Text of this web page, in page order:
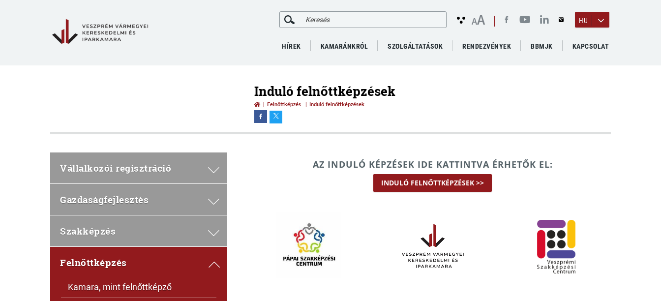
AA HU
HÍREK KAMARÁNKRÓL SZOLGÁLTATÁSOK RENDEZVÉNYEK BBMJK KAPCSOLAT
Induló felnőttképzések
Felnőttképzés Induló felnőttképzések
Vállalkozói regisztráció
Gazdaságfejlesztés
Szakképzés
Felnőttképzés
Kamara, mint felnőttképző
AZ INDULÓ KÉPZÉSEK IDE KATTINTVA ÉRHETŐK EL:
INDULÓ FELNŐTTKÉPZÉSEK >>